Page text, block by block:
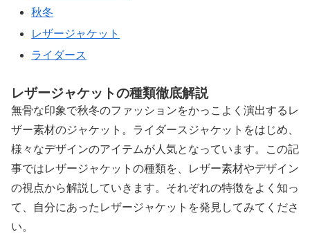
秋冬
レザージャケット
ライダース
レザージャケットの種類徹底解説
無骨な印象で秋冬のファッションをかっこよく演出するレ
ザー素材のジャケット。ライダースジャケットをはじめ、
様々なデザインのアイテムが人気となっています。この記
事ではレザージャケットの種類を、レザー素材やデザイン
の視点から解説していきます。それぞれの特徴をよく知っ
て、自分にあったレザージャケットを発見してみてくださ
い。